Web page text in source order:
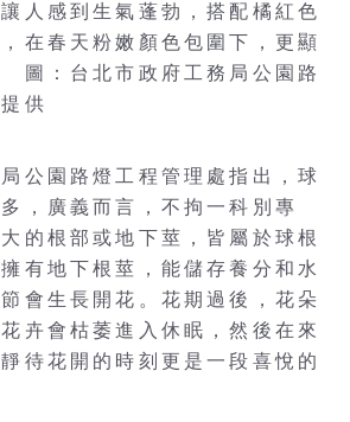
人感到生氣蓬勃，搭配橘紅色
在春天粉嫩顏色包圍下，更顯
圖：台北市政府工務局公園路
供
公園路燈工程管理處指出，球
，廣義而言，不拘一科別專
的根部或地下莖，皆屬於球根
有地下根莖，能儲存養分和水
會生長開花。花期過後，花朵
卉會枯萎進入休眠，然後在來
待花開的時刻更是一段喜悅的